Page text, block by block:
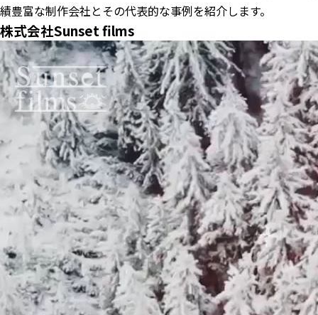
績豊富な制作会社とその代表的な事例を紹介します。
株式会社Sunset films